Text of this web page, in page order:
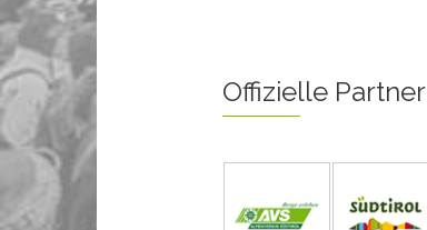
Offizielle Partner